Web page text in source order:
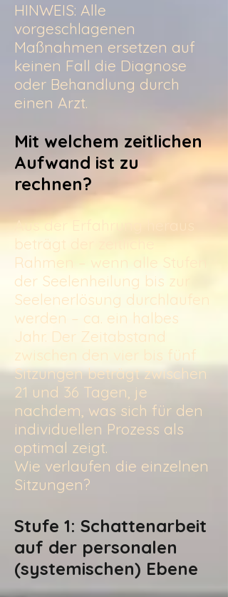
HINWEIS: Alle
vorgeschlagenen
Maßnahmen ersetzen auf
keinen Fall die Diagnose
oder Behandlung durch
einen Arzt.
Mit welchem zeitlichen
Aufwand ist zu
rechnen?
Aus der Erfahrung heraus
beträgt der zeitliche
Rahmen – wenn alle Stufen
der Seelenheilung bis zur
Seelenerlösung durchlaufen
werden – ca. ein halbes
Jahr. Der Zeitabstand
zwischen den vier bis fünf
Sitzungen beträgt zwischen
21 und 36 Tagen, je
nachdem, was sich für den
individuellen Prozess als
optimal zeigt.
Wie verlaufen die einzelnen
Sitzungen?
Stufe 1: Schattenarbeit
auf der personalen
(systemischen) Ebene